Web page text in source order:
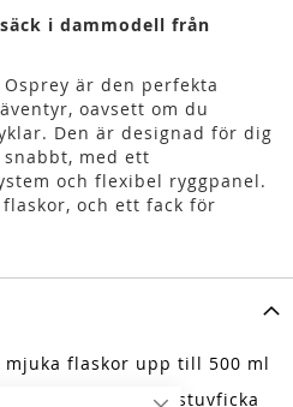
i dammodell från
är den perfekta
oavsett om du
Den är designad för dig
med ett
och flexibel ryggpanel.
och ett fack för
mjuka flaskor upp till 500 ml
blixtlås och liten stuvficka